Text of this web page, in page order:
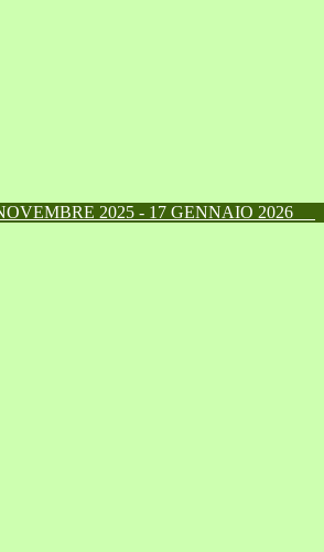
2025 - 17 GENNAIO 2026